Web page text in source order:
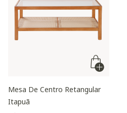
Mesa De Centro Retangular
Itapuã